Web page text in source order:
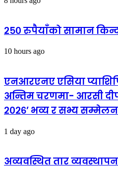
२५० रुपैयाँको सामान
10 hours ago
एनआरएनए एसिया
अन्तिम चरणमा- आरसी
२०२६’ भव्य र सभ्य
1 day ago
अव्यवस्थित तार